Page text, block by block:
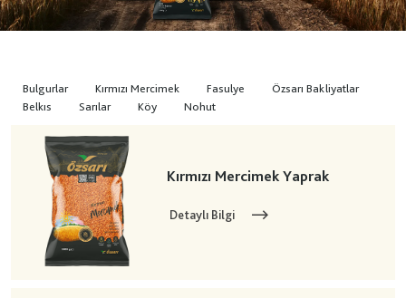
Bulgurlar Kırmızı Mercimek Fasulye
Özsarı Bakliyatlar
Belkıs
Sarılar Köy Nohut
Kırmızı Mercimek Yaprak
Detaylı Bilgi